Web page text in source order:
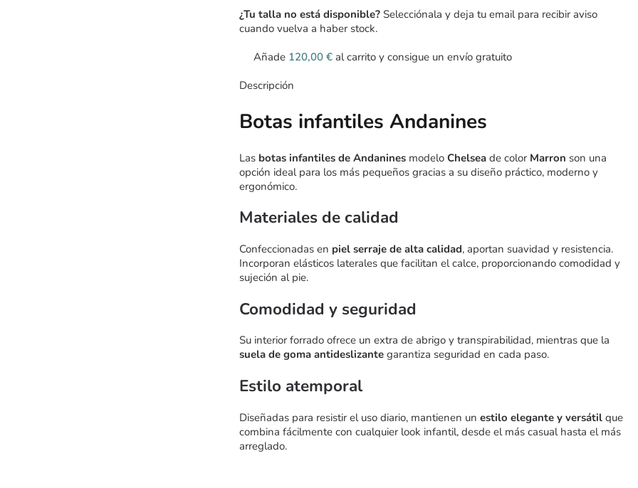
¿Tu talla no está disponible?Selecciónala y deja tu email para recibir aviso
cuando vuelva a haber stock.
Añade 120,00 €al carrito y consigue un envío gratuito
Descripción
Botas infantiles Andanines
Las botas infantiles de Andaninesmodelo Chelseade color Marron son una
opción ideal para los más pequeños gracias a su diseño práctico, moderno y
ergonómico.
Materiales de calidad
Confeccionadas en piel serraje de alta calidad, aportan suavidad y resistencia.
Incorporan elásticos laterales que facilitan el calce, proporcionando comodidad y
sujeción al pie.
Comodidad y seguridad
Su interior forrado ofrece un extra de abrigo y transpirabilidad, mientras que la
suela de goma antideslizantegarantiza seguridad en cada paso.
Estilo atemporal
Diseñadas para resistir el uso diario, mantienen un estilo elegante y versátilque
combina fácilmente con cualquier look infantil, desde el más casual hasta el más
arreglado.